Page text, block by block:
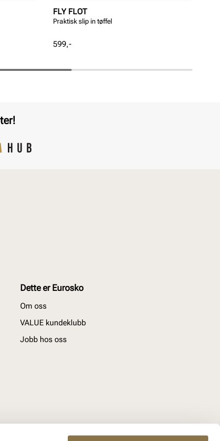
FLY FLOT
Praktisk slip in tøffel
Pris
599,-
Dette er Eurosko
Om oss
VALUE kundeklubb
Jobb hos oss